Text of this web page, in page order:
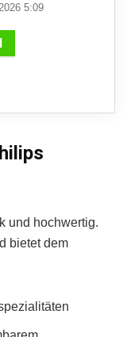
5:09
und hochwertig.
bietet dem